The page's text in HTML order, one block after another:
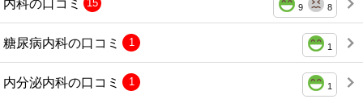
9 8
15
糖尿病内科の口コミ 1
1
内分泌内科の口コミ 1
1